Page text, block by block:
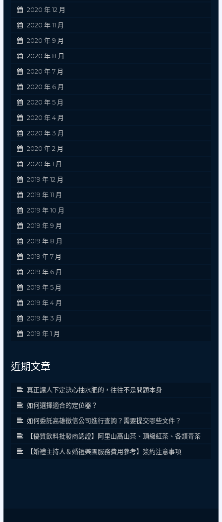
2020 年 12 月
2020 年 11 月
2020 年 9 月
2020 年 8 月
2020 年 7 月
2020 年 6 月
2020 年 5 月
2020 年 4 月
2020 年 3 月
2020 年 2 月
2020 年 1 月
2019 年 12 月
2019 年 11 月
2019 年 10 月
2019 年 9 月
2019 年 8 月
2019 年 7 月
2019 年 6 月
2019 年 5 月
2019 年 4 月
2019 年 3 月
2019 年 1 月
近期文章
真正讓人下定決心抽水肥的，往往不是問題本身
如何選擇適合的定位器？
如何委託高雄徵信公司進行查詢？需要提交哪些文件？
【優質飲料批發商認證】阿里山高山茶、頂級紅茶、各類青茶
【婚禮主持人＆婚禮樂團服務費用參考】簽約注意事項